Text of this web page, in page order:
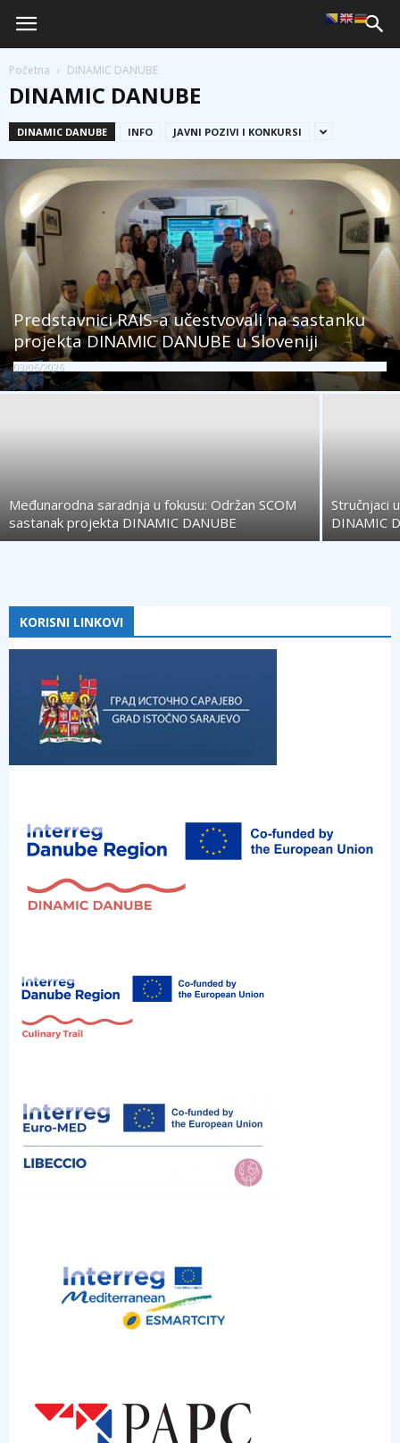
Početna DINAMIC DANUBE
DINAMIC DANUBE
DINAMIC DANUBE INFO JAVNI POZIVI I KONKURSI
Predstavnici RAIS-a učestvovali na sastanku
projekta DINAMIC DANUBE u Sloveniji
03/06/2026
Međunarodna saradnja u fokusu: Održan SCOM
sastanak projekta DINAMIC DANUBE
Stručnjaci
DINAMIC
KORISNI LINKOVI